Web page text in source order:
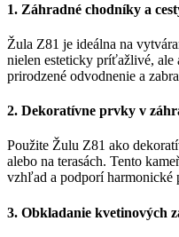
1. Záhradné chodníky a
Žula Z81 je ideálna na
nielen esteticky príťažlivé,
prirodzené odvodnenie a
2. Dekoratívne prvky v
Použite Žulu Z81 ako
alebo na terasách. Tento
vzhľad a podporí harmonické
3. Obkladanie kvetinových